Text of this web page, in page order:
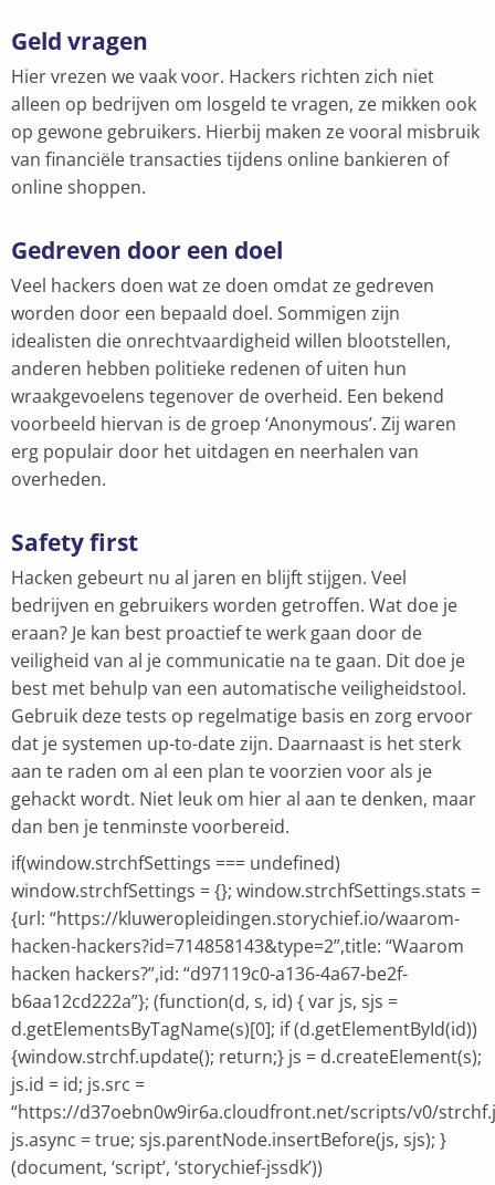
Geld vragen
Hier vrezen we vaak voor. Hackers richten zich niet
alleen op bedrijven om losgeld te vragen, ze mikken ook
op gewone gebruikers. Hierbij maken ze vooral misbruik
van financiële transacties tijdens online bankieren of
online shoppen.
Gedreven door een doel
Veel hackers doen wat ze doen omdat ze gedreven
worden door een bepaald doel. Sommigen zijn
idealisten die onrechtvaardigheid willen blootstellen,
anderen hebben politieke redenen of uiten hun
wraakgevoelens tegenover de overheid. Een bekend
voorbeeld hiervan is de groep ‘Anonymous’. Zij waren
erg populair door het uitdagen en neerhalen van
overheden.
Safety first
Hacken gebeurt nu al jaren en blijft stijgen. Veel
bedrijven en gebruikers worden getroffen. Wat doe je
eraan? Je kan best proactief te werk gaan door de
veiligheid van al je communicatie na te gaan. Dit doe je
best met behulp van een automatische veiligheidstool.
Gebruik deze tests op regelmatige basis en zorg ervoor
dat je systemen up-to-date zijn. Daarnaast is het sterk
aan te raden om al een plan te voorzien voor als je
gehackt wordt. Niet leuk om hier al aan te denken, maar
dan ben je tenminste voorbereid.
if(window.strchfSettings === undefined)
window.strchfSettings = {}; window.strchfSettings.stats =
{url: “https://kluweropleidingen.storychief.io/waarom-
hacken-hackers?id=714858143&type=2”,title: “Waarom
hacken hackers?”,id: “d97119c0-a136-4a67-be2f-
b6aa12cd222a”}; (function(d, s, id) { var js, sjs =
d.getElementsByTagName(s)[0]; if (d.getElementById(id))
{window.strchf.update(); return;} js = d.createElement(s);
js.id = id; js.src =
“https://d37oebn0w9ir6a.cloudfront.net/scripts/v0/
js.async = true; sjs.parentNode.insertBefore(js, sjs); }
(document, ‘script’, ‘storychief-jssdk’))